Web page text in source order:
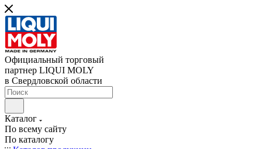
Официальный торговый
партнер LIQUI MOLY
в Свердловской области
Каталог
По всему сайту
По каталогу